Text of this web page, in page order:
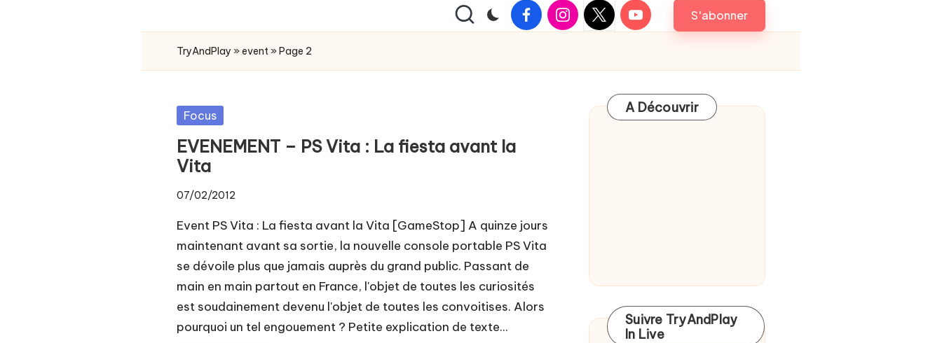
y
A
n
d
Pl
a
y.
c
o
m
FacebookInstagram
X
|
Youtube S'abonner
TryAndPlay » event » Page 2
Posted
Focus
EVENEMENT – PS Vita : La fiesta avant la
Vita
07/02/2012
Event PS Vita : La fiesta avant la Vita [GameStop] A quinze jours
maintenant avant sa sortie, la nouvelle console portable PS Vita
se dévoile plus que jamais auprès du grand public. Passant de
main en main partout en France, l'objet de toutes les curiosités
est soudainement devenu l'objet de toutes les convoitises. Alors
pourquoi un tel engouement ? Petite explication de texte...
A Découvrir
Suivre TryAndPlay
In Live